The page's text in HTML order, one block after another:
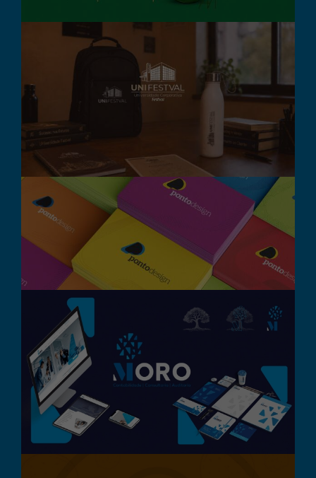
UniFestval – Marca e
Identidade Visual
Destaque
Pontodesign – Rebrand
Branding
Moro Consultoria Contábil
Branding Destaque Digital Embalagem